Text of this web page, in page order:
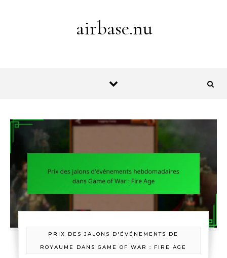
airbase.nu
PRIX DES JALONS D'ÉVÉNEMENTS DE
ROYAUME DANS GAME OF WAR : FIRE AGE